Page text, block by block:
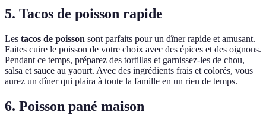
5. Tacos de poisson rapide
Les tacos de poisson sont parfaits pour un dîner rapide et amusant.
Faites cuire le poisson de votre choix avec des épices et des oignons.
Pendant ce temps, préparez des tortillas et garnissez-les de chou,
salsa et sauce au yaourt. Avec des ingrédients frais et colorés, vous
aurez un dîner qui plaira à toute la famille en un rien de temps.
6. Poisson pané maison